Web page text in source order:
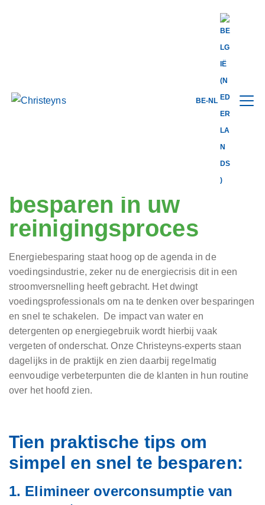
BE-NL
Share this
besparen in uw
reinigingsproces
Energiebesparing staat hoog op de agenda in de
voedingsindustrie, zeker nu de energiecrisis dit in een
stroomversnelling heeft gebracht. Het dwingt
voedingsprofessionals om na te denken over besparingen
en snel te schakelen. De impact van water en
detergenten op energiegebruik wordt hierbij vaak
vergeten of onderschat. Onze Christeyns-experts staan
dagelijks in de praktijk en zien daarbij regelmatig
eenvoudige verbeterpunten die de klanten in hun routine
over het hoofd zien.
Tien praktische tips om
simpel en snel te besparen:
1. Elimineer overconsumptie van